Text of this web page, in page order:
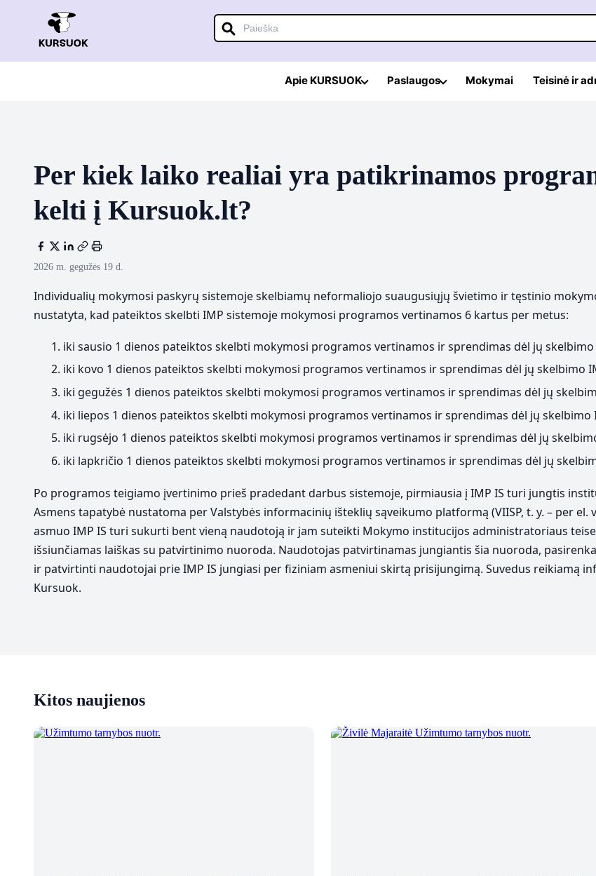
Apie KURSUOK Paslaugos Mokymai Teisinė ir
Per kiek laiko realiai yra patikrinamos
kelti į Kursuok.lt?
2026 m. gegužės 19 d.
Individualių mokymosi paskyrų sistemoje skelbiamų neformaliojo suaugusiųjų švietimo ir tęstinio
nustatyta, kad pateiktos skelbti IMP sistemoje mokymosi programos vertinamos 6 kartus per metus:
iki sausio 1 dienos pateiktos skelbti mokymosi programos vertinamos ir sprendimas dėl jų
iki kovo 1 dienos pateiktos skelbti mokymosi programos vertinamos ir sprendimas dėl jų skelbimo
iki gegužės 1 dienos pateiktos skelbti mokymosi programos vertinamos ir sprendimas dėl jų
iki liepos 1 dienos pateiktos skelbti mokymosi programos vertinamos ir sprendimas dėl jų
iki rugsėjo 1 dienos pateiktos skelbti mokymosi programos vertinamos ir sprendimas dėl jų
iki lapkričio 1 dienos pateiktos skelbti mokymosi programos vertinamos ir sprendimas dėl jų
Po programos teigiamo įvertinimo prieš pradedant darbus sistemoje, pirmiausia į IMP IS turi jungtis
Asmens tapatybė nustatoma per Valstybės informacinių išteklių sąveikumo platformą (VIISP, t. y. – per
asmuo IMP IS turi sukurti bent vieną naudotoją ir jam suteikti Mokymo institucijos administratoriaus
išsiunčiamas laiškas su patvirtinimo nuoroda. Naudotojas patvirtinamas jungiantis šia nuoroda,
ir patvirtinti naudotojai prie IMP IS jungiasi per fiziniam asmeniui skirtą prisijungimą. Suvedus reikiamą
Kursuok.
Kitos naujienos